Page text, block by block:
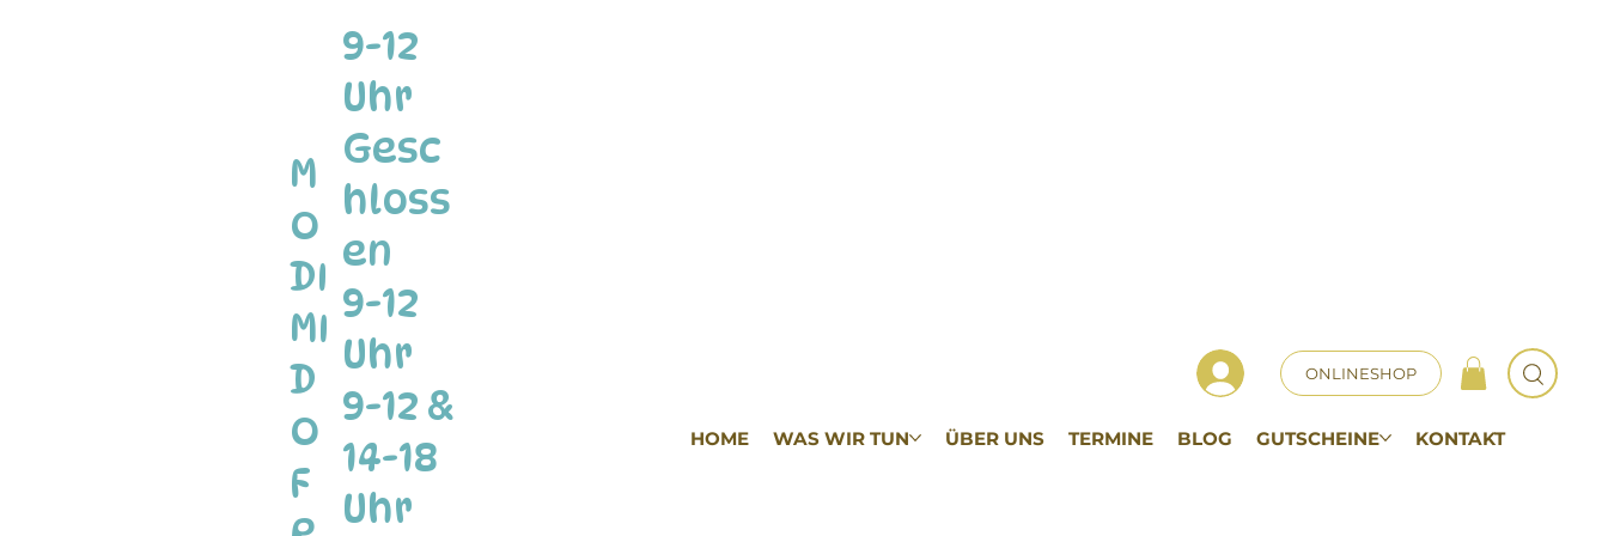
M
O
DI
MI
D
O
F
9-12
Uhr
Gesc
hloss
en
9-12
Uhr
9-12 &
14-18
Uhr
ONLINESHOP
HOME WAS WIR TUN ÜBER UNS TERMINE BLOG GUTSCHEINE KONTAKT